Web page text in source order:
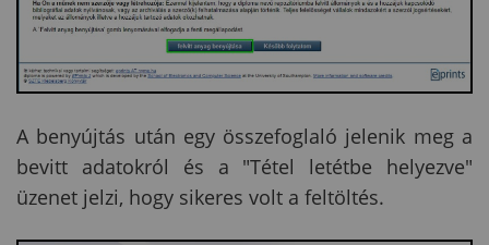
A benyújtás után egy összefoglaló jelenik meg a
bevitt adatokról és a "Tétel letétbe helyezve"
üzenet jelzi, hogy sikeres volt a feltöltés.